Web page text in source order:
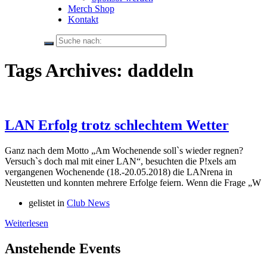
Merch Shop
Kontakt
Tags Archives: daddeln
LAN Erfolg trotz schlechtem Wetter
Ganz nach dem Motto „Am Wochenende soll`s wieder regnen?
Versuch`s doch mal mit einer LAN“, besuchten die P!xels am
vergangenen Wochenende (18.-20.05.2018) die LANrena in
Neustetten und konnten mehrere Erfolge feiern. Wenn die Frage „W
gelistet in Club News
Weiterlesen
Anstehende Events